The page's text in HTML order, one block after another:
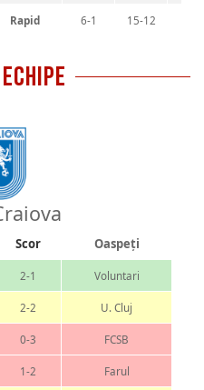
Rapid 6-1 15-12
Scor Oaspeți
2-1 Voluntari
2-2 U. Cluj
0-3 FCSB
1-2 Farul